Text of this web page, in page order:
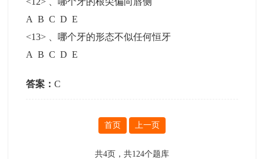
A B C D E
<13> 、哪个牙的形态不似任何恒牙
A B C D E
答案：C
首页 上一页
共4页，共124个题库